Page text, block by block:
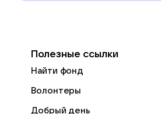
Полезные ссылки
Найти фонд
Волонтеры
Добрый день